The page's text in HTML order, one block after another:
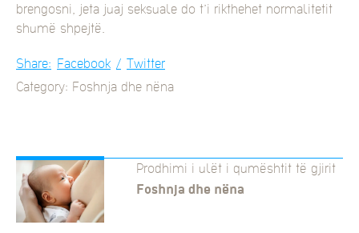
brengosni, jeta juaj seksuale do t’i rikthehet normalitetit
shumë shpejtë.
Share: Facebook
Twitter
Category: Foshnja dhe nëna
Prodhimi i ulët i qumështit të gjirit
Foshnja dhe nëna